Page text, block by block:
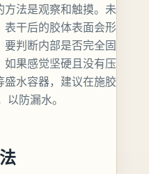
法是观察和触摸。未
表干后的胶体表面会形
判断内部是否完全固
如果感觉坚硬且没有压
水容器，建议在施胶
防漏水。